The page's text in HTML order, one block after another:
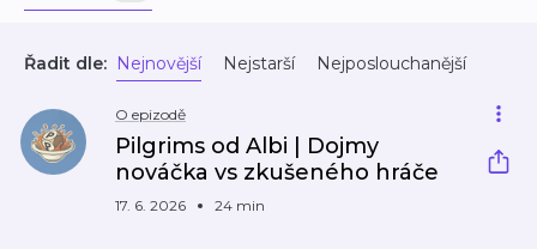
Řadit dle: Nejnovější Nejstarší Nejposlouchanější
O epizodě
Pilgrims od Albi | Dojmy
nováčka vs zkušeného hráče
17. 6. 2026 24 min